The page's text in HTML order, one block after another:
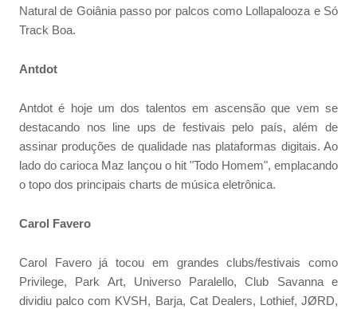
Natural de Goiânia passo por palcos como Lollapalooza e Só
Track Boa.
Antdot
Antdot é hoje um dos talentos em ascensão que vem se
destacando nos line ups de festivais pelo país, além de
assinar produções de qualidade nas plataformas digitais. Ao
lado do carioca Maz lançou o hit "Todo Homem", emplacando
o topo dos principais charts de música eletrônica.
Carol Favero
Carol Favero já tocou em grandes clubs/festivais como
Privilege, Park Art, Universo Paralello, Club Savanna e
dividiu palco com KVSH, Barja, Cat Dealers, Lothief, JØRD,